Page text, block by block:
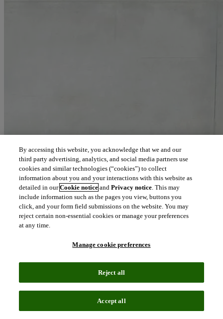
By accessing this website, you acknowledge that we and our
third party advertising, analytics, and social media partners use
cookies and similar technologies (“cookies”) to collect
information about you and your interactions with this website as
detailed in ourCookie notice andPrivacy notice. This may
include information such as the pages you view, buttons you
click, and your form field submissions on the website. You may
reject certain non-essential cookies or manage your preferences
at any time.
Manage cookie preferences
Reject all
Accept all